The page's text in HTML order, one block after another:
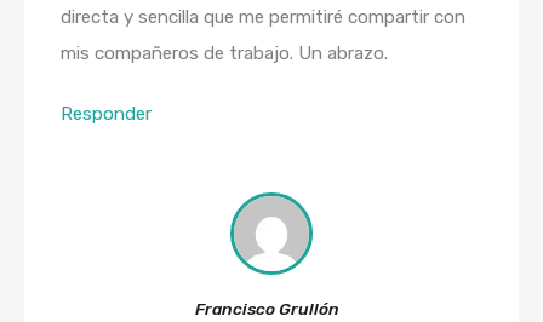
directa y sencilla que me permitiré compartir con
mis compañeros de trabajo. Un abrazo.
Responder
Francisco Grullón